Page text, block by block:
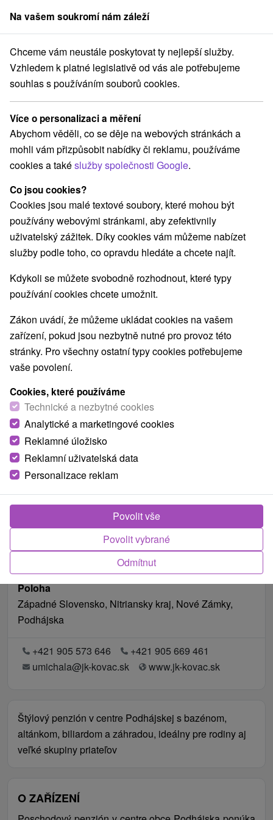
člen skupinySorger
Nitriansky kraj Podhájska Penzión u Michala Podhájska
Penzión u Michala Podhájska
Podhájska
REZERVACE A VÝBĚR POBYTU
Kontaktujte přímo ubytovatele.
Navigovat do místa
O ZAŘÍZENÍ VYBAVENÍ
Poloha
Západné Slovensko, Nitriansky kraj, Nové Zámky,
Podhájska
+421 905 573 646
+421 905 669 461
umichala@jk-kovac.sk
www.jk-kovac.sk
Štýlový penzión v centre Podhájskej s bazénom,
altánkom, biliardom a záhradou, ideálny pre rodiny aj
veľké skupiny priateľov
O ZAŘÍZENÍ
Na vašem soukromí nám záleží
Chceme vám neustále poskytovat ty nejlepší služby.
Vzhledem k platné legislativě od vás ale potřebujeme
souhlas s používáním souborů cookies.
Více o personalizaci a měření
Abychom věděli, co se děje na webových stránkách a
mohli vám přizpůsobit nabídky či reklamu, používáme
cookies a takéslužby společnosti Google.
Co jsou cookies?
Cookies jsou malé textové soubory, které mohou být
používány webovými stránkami, aby zefektivnily
uživatelský zážitek. Díky cookies vám můžeme nabízet
služby podle toho, co opravdu hledáte a chcete najít.
Kdykoli se můžete svobodně rozhodnout, které typy
používání cookies chcete umožnit.
Zákon uvádí, že můžeme ukládat cookies na vašem
zařízení, pokud jsou nezbytně nutné pro provoz této
stránky. Pro všechny ostatní typy cookies potřebujeme
vaše povolení.
Cookies, které používáme
Technické a nezbytné cookies
Analytické a marketingové cookies
Reklamné úložisko
Reklamní uživatelská data
Personalizace reklam
Odmítnut
Povolit vybrané
Povolit vše